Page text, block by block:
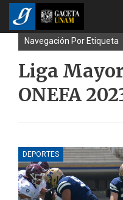
Navegación Por Etiqueta
Liga
ONEFA
DEPORTES